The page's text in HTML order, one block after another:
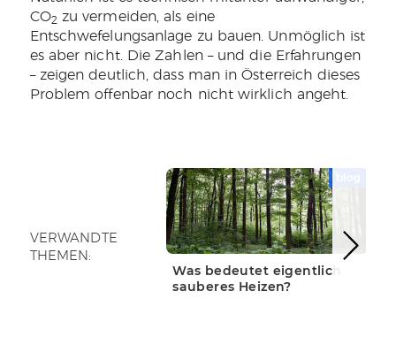
CO2 zu vermeiden, als eine
Entschwefelungsanlage zu bauen. Unmöglich ist
es aber nicht. Die Zahlen – und die Erfahrungen
– zeigen deutlich, dass man in Österreich dieses
Problem offenbar noch nicht wirklich angeht.
VERWANDTE
THEMEN:
WEITERLESEN
Was bedeutet eigentlich
sauberes Heizen?